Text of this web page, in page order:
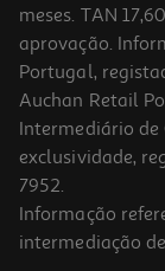
-10%
Livro Vamos! -
meses. TAN
aprovação.
Portugal,
Auchan Retail
Intermediário
exclusividade,
7952.
Informação
intermediação